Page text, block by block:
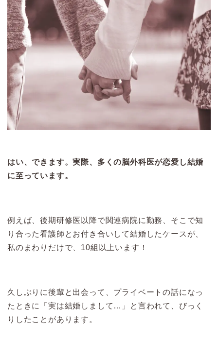
はい、できます。実際、多くの脳外科医が恋愛し結婚
に至っています。
例えば、後期研修医以降で関連病院に勤務、そこで知
り合った看護師とお付き合いして結婚したケースが、
私のまわりだけで、10組以上います！
久しぶりに後輩と出会って、プライベートの話になっ
たときに「実は結婚しまして…」と言われて、びっく
りしたことがあります。